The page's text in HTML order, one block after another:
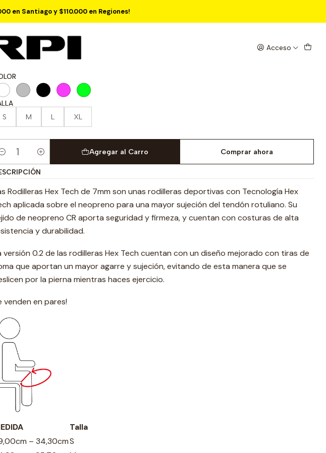
Acceso
en Santiago y $110.000 en Regiones!
Picsil Hex Tech - 7mm
Picsil Hex Tech - 7mm
S M L XL
Agregar al Carro Comprar ahora
Rodilleras Hex Tech de 7mm son unas rodilleras deportivas con Tecnología Hex
aplicada sobre el neopreno para una mayor sujeción del tendón rotuliano. Su
de neopreno CR aporta seguridad y firmeza, y cuentan con costuras de alta
y durabilidad.
versión 0.2 de las rodilleras Hex Tech cuentan con un diseño mejorado con tiras de
que aportan un mayor agarre y sujeción, evitando de esta manera que se
por la pierna mientras haces ejercicio.
venden en pares!
Talla
– 34,30cmS